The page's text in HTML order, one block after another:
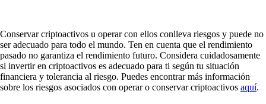
Conservar criptoactivos u operar con ellos conlleva riesgos y puede no
ser adecuado para todo el mundo. Ten en cuenta que el rendimiento
pasado no garantiza el rendimiento futuro. Considera cuidadosamente
si invertir en criptoactivos es adecuado para ti según tu situación
financiera y tolerancia al riesgo. Puedes encontrar más información
sobre los riesgos asociados con operar o conservar criptoactivos aquí.